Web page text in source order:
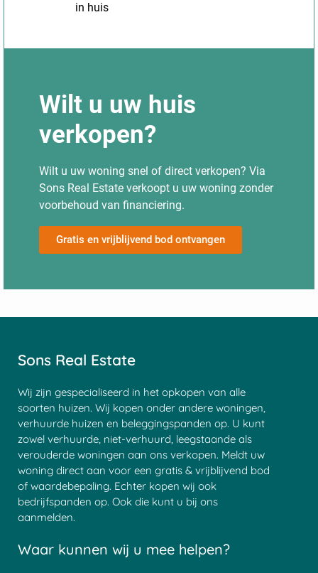
in huis
Wilt u uw huis
verkopen?
Wilt u uw woning snel of direct verkopen? Via
Sons Real Estate verkoopt u uw woning zonder
voorbehoud van financiering.
Gratis en vrijblijvend bod ontvangen
Sons Real Estate
Wij zijn gespecialiseerd in het opkopen van alle
soorten huizen. Wij kopen onder andere woningen,
verhuurde huizen en beleggingspanden op. U kunt
zowel verhuurde, niet-verhuurd, leegstaande als
verouderde woningen aan ons verkopen. Meldt uw
woning direct aan voor een gratis & vrijblijvend bod
of waardebepaling. Echter kopen wij ook
bedrijfspanden op. Ook die kunt u bij ons
aanmelden.
Waar kunnen wij u mee helpen?